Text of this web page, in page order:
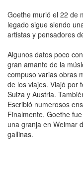
Goethe murió el 22 de
legado sigue siendo
artistas y pensadores
Algunos datos poco
gran amante de la
compuso varias obras
de los viajes. Viajó por
Suiza y Austria.
Escribió numerosos
Finalmente, Goethe
una granja en Weimar
gallinas.